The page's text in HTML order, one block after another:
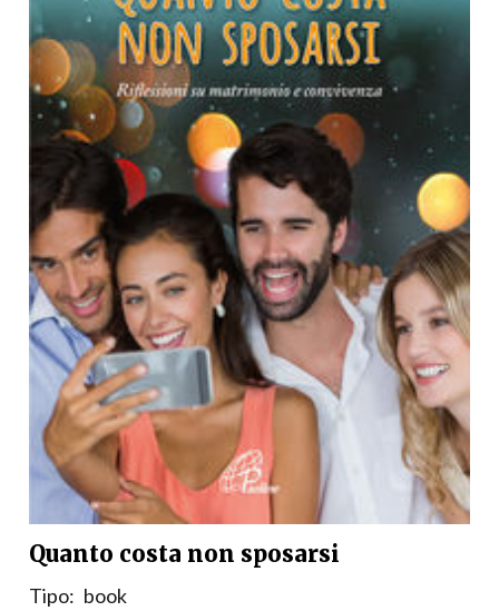
Quanto costa non sposarsi
Tipo: book